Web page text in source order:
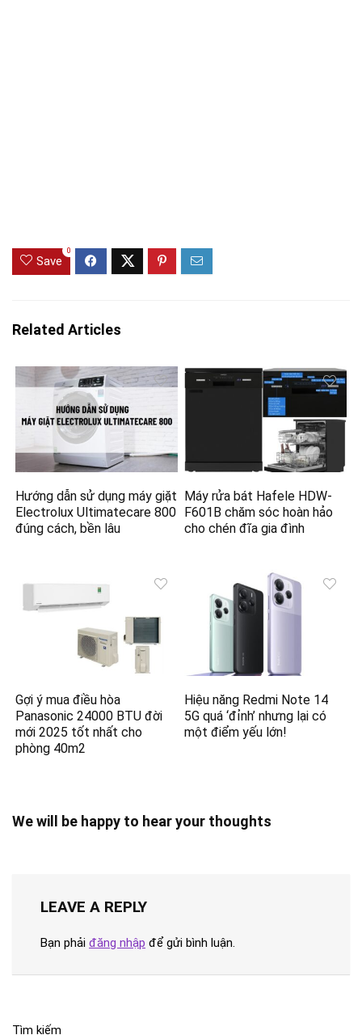
Save
0
Related Articles
Hướng dẫn sử dụng máy giặt
Electrolux Ultimatecare 800
đúng cách, bền lâu
Máy rửa bát Hafele HDW-
F601B chăm sóc hoàn hảo
cho chén đĩa gia đình
Gợi ý mua điều hòa
Panasonic 24000 BTU đời
mới 2025 tốt nhất cho
phòng 40m2
Hiệu năng Redmi Note 14
5G quá ‘đỉnh’ nhưng lại có
một điểm yếu lớn!
We will be happy to hear your thoughts
LEAVE A REPLY
Bạn phải đăng nhập để gửi bình luận.
Tìm kiếm